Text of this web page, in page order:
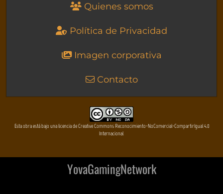
Quienes somos
Política de Privacidad
Imagen corporativa
Contacto
Esta obra está bajo una licencia de Creative Commons Reconocimiento-NoComercial-CompartirIgual 4.0
Internacional
YovaGamingNetwork